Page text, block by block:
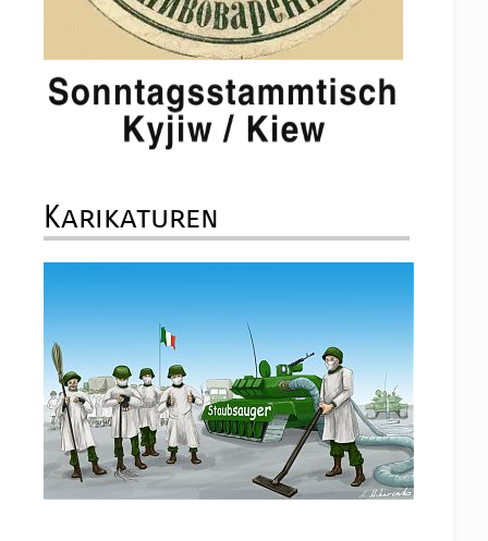
Karikaturen